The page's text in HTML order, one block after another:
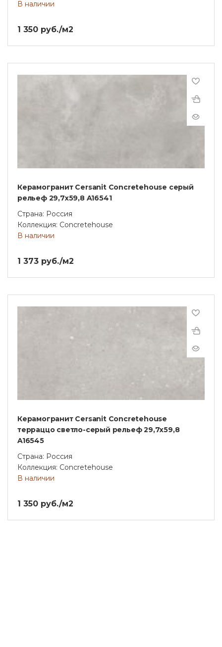
В наличии
1 350 руб./м2
Керамогранит Cersanit Concretehouse серый
рельеф 29,7x59,8 A16541
Страна: Россия
Коллекция: Concretehouse
В наличии
1 373 руб./м2
Керамогранит Cersanit Concretehouse
терраццо светло-серый рельеф 29,7x59,8
A16545
Страна: Россия
Коллекция: Concretehouse
В наличии
1 350 руб./м2